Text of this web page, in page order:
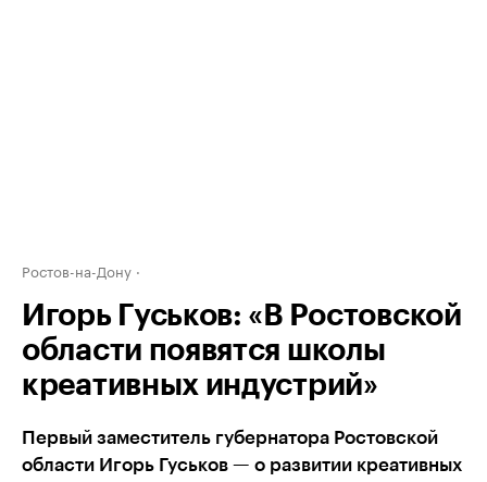
Ростов-на-Дону
Игорь Гуськов: «В Ростовской
области появятся школы
креативных индустрий»
Первый заместитель губернатора Ростовской
области Игорь Гуськов — о развитии креативных